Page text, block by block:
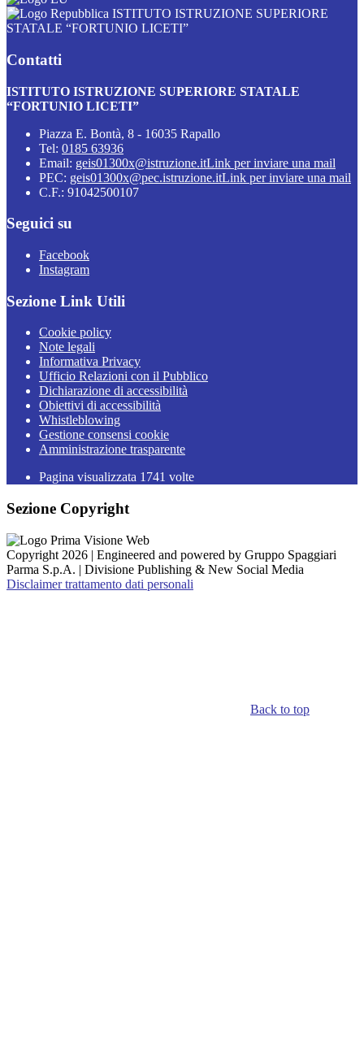
ISTITUTO ISTRUZIONE SUPERIORE
STATALE “FORTUNIO LICETI”
Contatti
ISTITUTO ISTRUZIONE SUPERIORE STATALE
“FORTUNIO LICETI”
Piazza E. Bontà, 8 - 16035 Rapallo
Tel: 0185 63936
Email: geis01300x@istruzione.itLink per inviare una mail
PEC: geis01300x@pec.istruzione.itLink per inviare una mail
C.F.: 91042500107
Seguici su
Facebook
Instagram
Sezione Link Utili
Cookie policy
Note legali
Informativa Privacy
Ufficio Relazioni con il Pubblico
Dichiarazione di accessibilità
Obiettivi di accessibilità
Whistleblowing
Gestione consensi cookie
Amministrazione trasparente
Pagina visualizzata 1741 volte
Sezione Copyright
Copyright 2026 | Engineered and powered by Gruppo Spaggiari
Parma S.p.A. | Divisione Publishing & New Social Media
Disclaimer trattamento dati personali
Back to top